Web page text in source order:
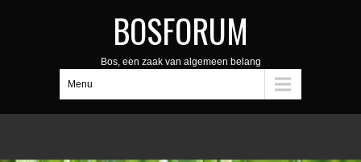
BOSFORUM
Bos, een zaak van algemeen belang
Menu